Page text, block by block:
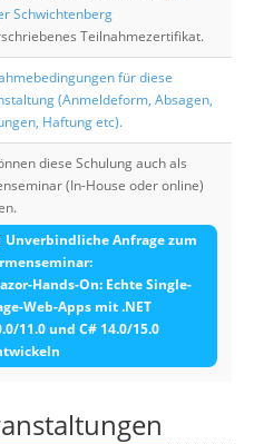
Schwichtenberg
Teilnahmezertifikat.
für diese
(Anmeldeform, Absagen,
Haftung etc).
diese Schulung auch als
(In-House oder online)
Unverbindliche Anfrage zum
Hands-On: Echte Single-
Web-Apps mit .NET
11.0 und C# 14.0/15.0